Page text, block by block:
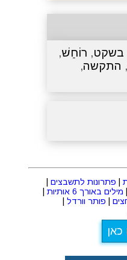
בשקט, רוֹחֵשׁ,
, התקשה,
פתרונות לתשבצים
מילים באורך 6 אותיות
פותר וורדל
כאן